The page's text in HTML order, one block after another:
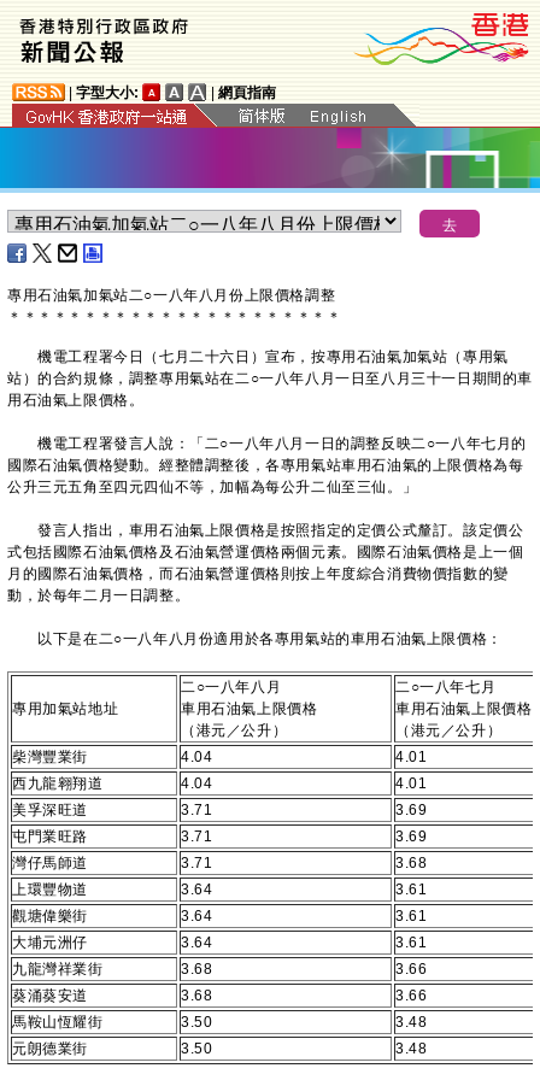
字型大小: 網頁指南
專用石油氣加氣站二○一八年八月份上限價格調整
＊ ＊ ＊ ＊ ＊ ＊ ＊ ＊ ＊ ＊ ＊ ＊ ＊ ＊ ＊ ＊ ＊ ＊ ＊ ＊ ＊ ＊
機電工程署今日（七月二十六日）宣布，按專用石油氣加氣站（專用氣
站）的合約規條，調整專用氣站在二○一八年八月一日至八月三十一日期間的車
用石油氣上限價格。
機電工程署發言人說：「二○一八年八月一日的調整反映二○一八年七月的
國際石油氣價格變動。經整體調整後，各專用氣站車用石油氣的上限價格為每
公升三元五角至四元四仙不等，加幅為每公升二仙至三仙。」
發言人指出，車用石油氣上限價格是按照指定的定價公式釐訂。該定價公
式包括國際石油氣價格及石油氣營運價格兩個元素。國際石油氣價格是上一個
月的國際石油氣價格，而石油氣營運價格則按上年度綜合消費物價指數的變
動，於每年二月一日調整。
以下是在二○一八年八月份適用於各專用氣站的車用石油氣上限價格：
專用加氣站地址
二○一八年八月
車用石油氣上限價格
（港元／公升）
二○一八年七月
車用石油氣上限價格
（港元／公升）
柴灣豐業街
4.04
4.01
西九龍翱翔道
4.04
4.01
美孚深旺道
3.71
3.69
屯門業旺路
3.71
3.69
灣仔馬師道
3.71
3.68
上環豐物道
3.64
3.61
觀塘偉樂街
3.64
3.61
大埔元洲仔
3.64
3.61
九龍灣祥業街
3.68
3.66
葵涌葵安道
3.68
3.66
馬鞍山恆耀街
3.50
3.48
元朗德業街
3.50 3.48